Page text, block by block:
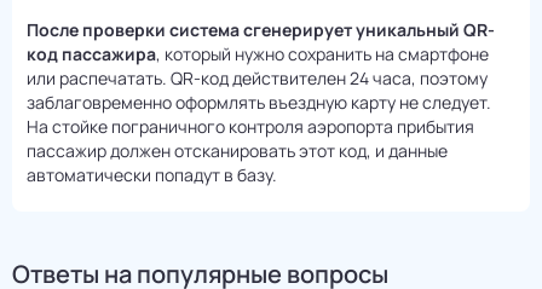
После проверки система сгенерирует уникальный QR-
код пассажира, который нужно сохранить на смартфоне
или распечатать. QR-код действителен 24 часа, поэтому
заблаговременно оформлять въездную карту не следует.
На стойке пограничного контроля аэропорта прибытия
пассажир должен отсканировать этот код, и данные
автоматически попадут в базу.
Ответы на популярные вопросы